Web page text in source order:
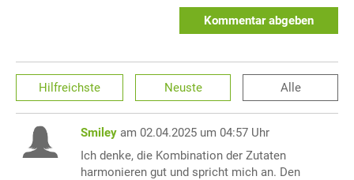
Kommentar abgeben
Hilfreichste Neuste Alle
Smiley am 02.04.2025 um 04:57 Uhr
Ich denke, die Kombination der Zutaten
harmonieren gut und spricht mich an. Den